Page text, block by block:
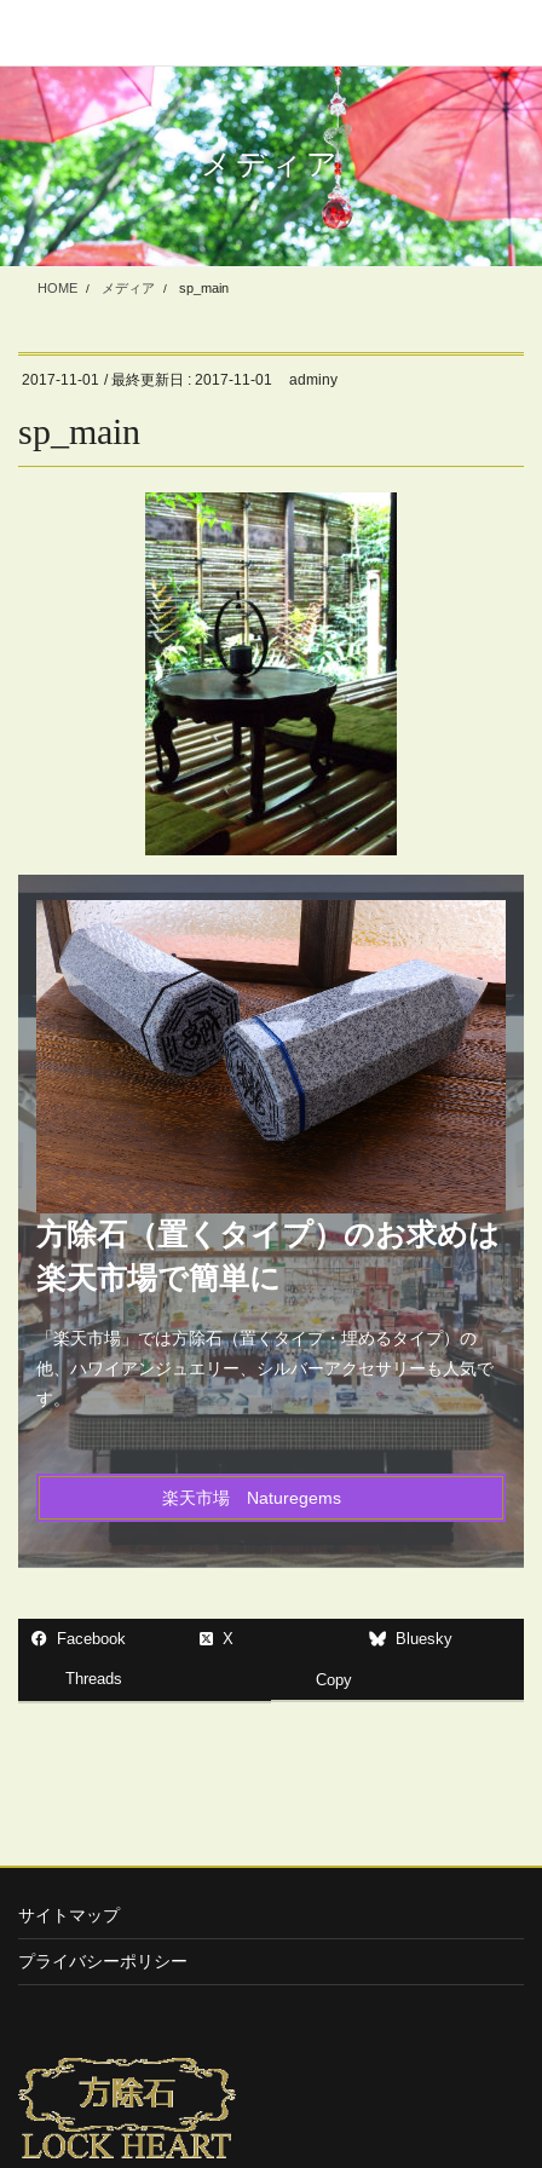
テ
に
移
動
ゲ
ョ
ン
に
移
動
メディア
HOME メディア sp_main
2017-11-01 / 最終更新日 : 2017-11-01 adminy
sp_main
方除石（置くタイプ）のお求めは
楽天市場で簡単に
「楽天市場」では方除石（置くタイプ・埋めるタイプ）の
他、ハワイアンジュエリー、シルバーアクセサリーも人気で
す。
楽天市場 Naturegems
Facebook X Bluesky
Threads Copy
サイトマップ
プライバシーポリシー